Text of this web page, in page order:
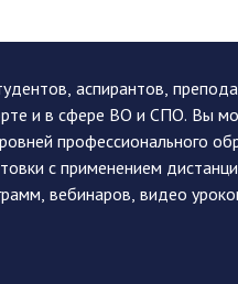
аспирантов,
и в сфере ВО и СПО. Вы
профессионального
с применением
вебинаров, видео